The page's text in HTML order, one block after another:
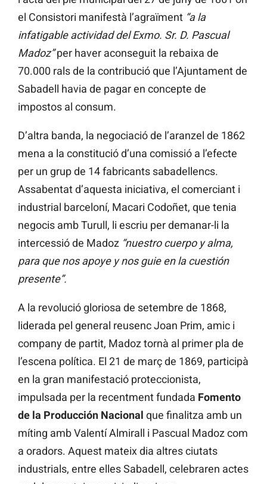
el Consistori manifestà l’agraïment “a la
infatigable actividad del Exmo. Sr. D. Pascual
Madoz”per haver aconseguit la rebaixa de
70.000 rals de la contribució que l’Ajuntament de
Sabadell havia de pagar en concepte de
impostos al consum.
D’altra banda, la negociació de l’aranzel de 1862
mena a la constitució d’una comissió a l’efecte
per un grup de 14 fabricants sabadellencs.
Assabentat d’aquesta iniciativa, el comerciant i
industrial barceloní, Macari Codoñet, que tenia
negocis amb Turull, li escriu per demanar-li la
intercessió de Madoz “nuestro cuerpo y alma,
para que nos apoye y nos guie en la cuestión
presente”.
A la revolució gloriosa de setembre de 1868,
liderada pel general reusenc Joan Prim, amic i
company de partit, Madoz tornà al primer pla de
l’escena política. El 21 de març de 1869, participà
en la gran manifestació proteccionista,
impulsada per la recentment fundada Fomento
de la Producción Nacional que finalitza amb un
míting amb Valentí Almirall i Pascual Madoz com
a oradors. Aquest mateix dia altres ciutats
industrials, entre elles Sabadell, celebraren actes